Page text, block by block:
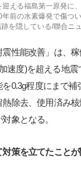
える福島第一原発に
前の水素爆発で傷つ
を隠している/聯合ニ
性能改善」は、
速度)を超える地
0.3g程度にまで
除去、使用済み
象となる。
策を立てたことが